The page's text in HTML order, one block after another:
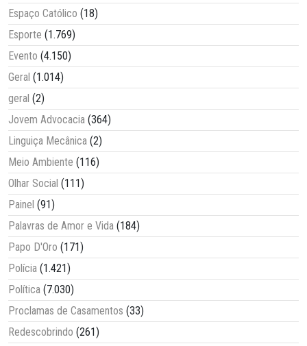
Espaço Católico (18)
Esporte (1.769)
Evento (4.150)
Geral (1.014)
geral (2)
Jovem Advocacia (364)
Linguiça Mecânica (2)
Meio Ambiente (116)
Olhar Social (111)
Painel (91)
Palavras de Amor e Vida (184)
Papo D'Oro (171)
Polícia (1.421)
Política (7.030)
Proclamas de Casamentos (33)
Redescobrindo (261)